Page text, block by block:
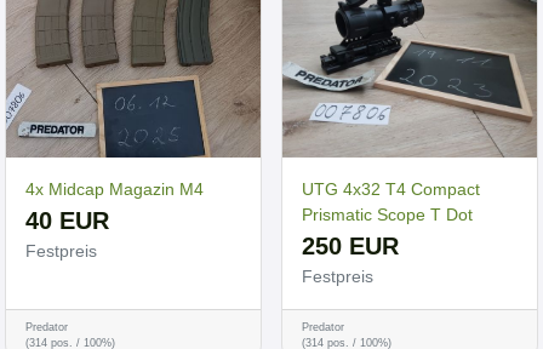
4x Midcap Magazin M4
40 EUR
Festpreis
Predator
(314 pos. / 100%)
UTG 4x32 T4 Compact
Prismatic Scope T Dot
250 EUR
Festpreis
Predator
(314 pos. / 100%)